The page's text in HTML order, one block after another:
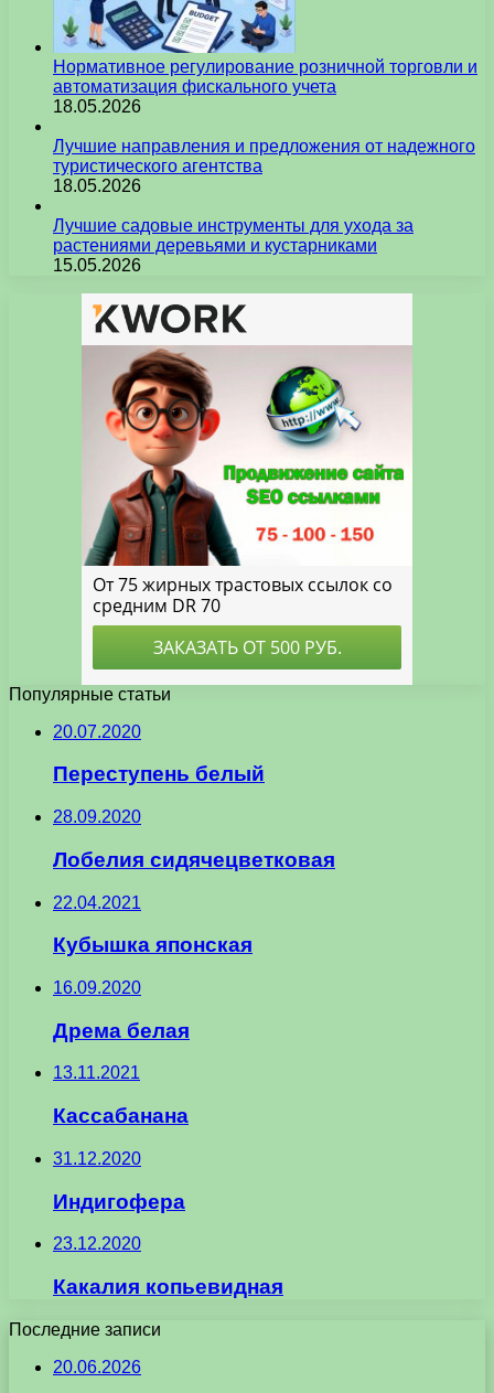
Нормативное регулирование розничной торговли и
автоматизация фискального учета
18.05.2026
Лучшие направления и предложения от надежного
туристического агентства
18.05.2026
Лучшие садовые инструменты для ухода за
растениями деревьями и кустарниками
15.05.2026
Популярные статьи
20.07.2020
Переступень белый
28.09.2020
Лобелия сидячецветковая
22.04.2021
Кубышка японская
16.09.2020
Дрема белая
13.11.2021
Кассабанана
31.12.2020
Индигофера
23.12.2020
Какалия копьевидная
Последние записи
20.06.2026